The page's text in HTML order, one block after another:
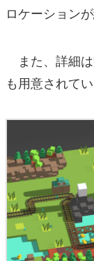
ロケーション
また、詳細
も用意されてい